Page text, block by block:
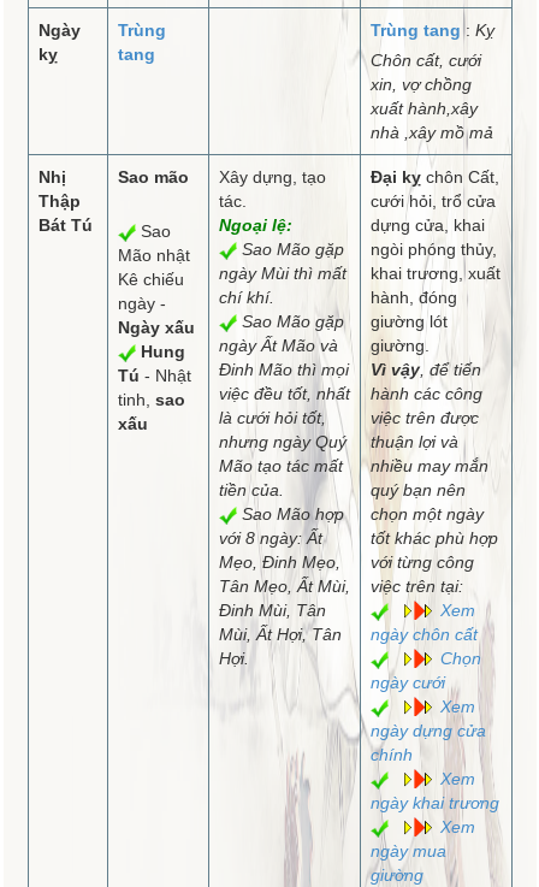
Ngày
kỵ
Trùng
tang
Trùng tang : Kỵ
Chôn cất, cưới
xin, vợ chồng
xuất hành,xây
nhà ,xây mồ mả
Nhị
Thập
Bát Tú
Sao mão
Sao
Mão nhật
Kê chiếu
ngày -
Ngày xấu
Hung
Tú - Nhật
tinh, sao
xấu
Xây dựng, tạo
tác.
Ngoại lệ:
Sao Mão gặp
ngày Mùi thì mất
chí khí.
Sao Mão gặp
ngày Ất Mão và
Đinh Mão thì mọi
việc đều tốt, nhất
là cưới hỏi tốt,
nhưng ngày Quý
Mão tạo tác mất
tiền của.
Sao Mão hợp
với 8 ngày: Ất
Mẹo, Đinh Mẹo,
Tân Mẹo, Ất Mùi,
Đinh Mùi, Tân
Mùi, Ất Hợi, Tân
Hợi.
Đại kỵchôn Cất,
cưới hỏi, trổ cửa
dựng cửa, khai
ngòi phóng thủy,
khai trương, xuất
hành, đóng
giường lót
giường.
Vì vậy, để tiến
hành các công
việc trên được
thuận lợi và
nhiều may mắn
quý bạn nên
chọn một ngày
tốt khác phù hợp
với từng công
việc trên tại:
Xem
ngày chôn cất
Chọn
ngày cưới
Xem
ngày dựng cửa
chính
Xem
ngày khai trương
Xem
ngày mua
giường